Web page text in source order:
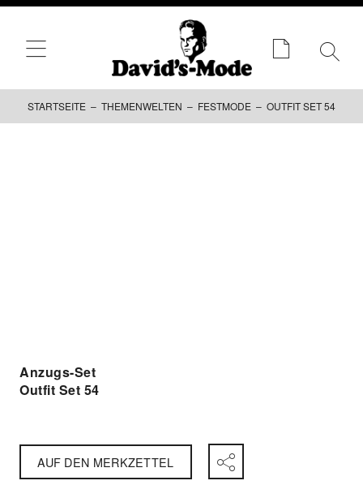
STARTSEITE – THEMENWELTEN – FESTMODE – OUTFIT SET 54
Anzugs-Set
Outfit Set 54
AUF DEN MERKZETTEL